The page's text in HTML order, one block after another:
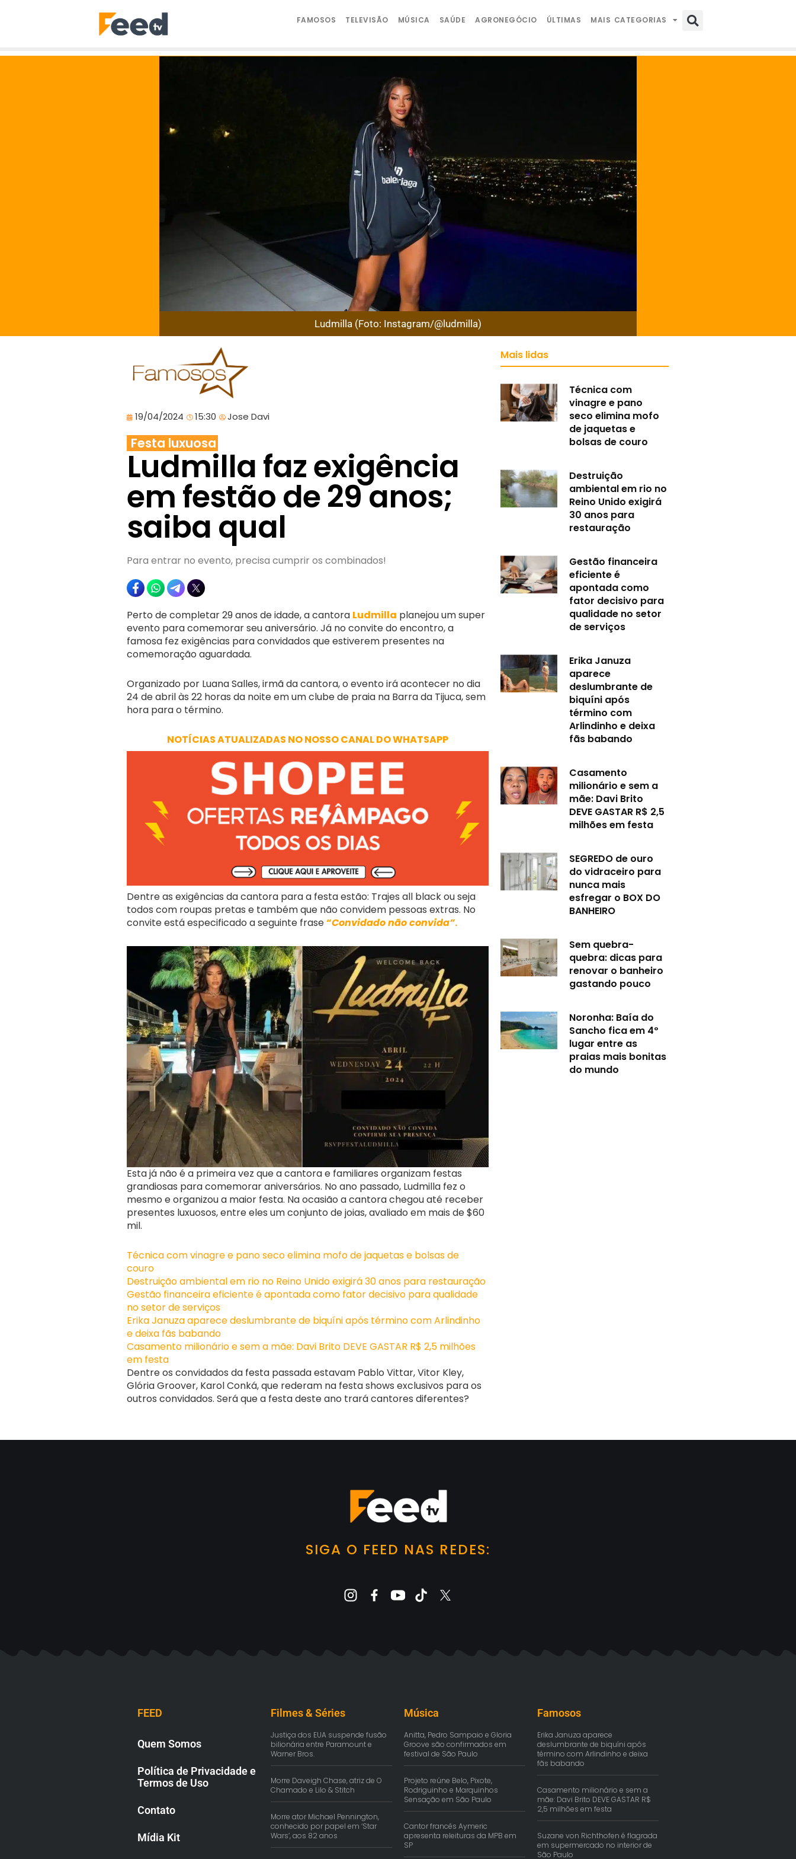
FAMOSOS TELEVISÃO MÚSICA SAÚDE AGRONEGÓCIO ÚLTIMAS MAIS CATEGORIAS
Ludmilla (Foto: Instagram/@ludmilla)
19/04/2024 15:30 Jose Davi
Festa luxuosa
Ludmilla faz exigência
em festão de 29 anos;
saiba qual
Para entrar no evento, precisa cumprir os combinados!
Perto de completar 29 anos de idade, a cantora Ludmilla planejou um super
evento para comemorar seu aniversário. Já no convite do encontro, a
famosa fez exigências para convidados que estiverem presentes na
comemoração aguardada.
Organizado por Luana Salles, irmã da cantora, o evento irá acontecer no dia
24 de abril às 22 horas da noite em um clube de praia na Barra da Tijuca, sem
hora para o término.
NOTÍCIAS ATUALIZADAS NO NOSSO CANAL DO WHATSAPP
Dentre as exigências da cantora para a festa estão: Trajes all black ou seja
todos com roupas pretas e também que não convidem pessoas extras. No
convite está especificado a seguinte frase“Convidado não convida”.
Esta já não é a primeira vez que a cantora e familiares organizam festas
grandiosas para comemorar aniversários. No ano passado, Ludmilla fez o
mesmo e organizou a maior festa. Na ocasião a cantora chegou até receber
presentes luxuosos, entre eles um conjunto de joias, avaliado em mais de $60
mil.
Técnica com vinagre e pano seco elimina mofo de jaquetas e bolsas de
couro
Destruição ambiental em rio no Reino Unido exigirá 30 anos para restauração
Gestão financeira eficiente é apontada como fator decisivo para qualidade
no setor de serviços
Erika Januza aparece deslumbrante de biquíni após término com Arlindinho
e deixa fãs babando
Casamento milionário e sem a mãe: Davi Brito DEVE GASTAR R$ 2,5 milhões
em festa
Dentre os convidados da festa passada estavam Pablo Vittar, Vitor Kley,
Glória Groover, Karol Conká, que rederam na festa shows exclusivos para os
outros convidados. Será que a festa deste ano trará cantores diferentes?
Mais lidas
Técnica com
vinagre e pano
seco elimina mofo
de jaquetas e
bolsas de couro
Destruição
ambiental em rio no
Reino Unido exigirá
30 anos para
restauração
Gestão financeira
eficiente é
apontada como
fator decisivo para
qualidade no setor
de serviços
Erika Januza
aparece
deslumbrante de
biquíni após
término com
Arlindinho e deixa
fãs babando
Casamento
milionário e sem a
mãe: Davi Brito
DEVE GASTAR R$ 2,5
milhões em festa
SEGREDO de ouro
do vidraceiro para
nunca mais
esfregar o BOX DO
BANHEIRO
Sem quebra-
quebra: dicas para
renovar o banheiro
gastando pouco
Noronha: Baía do
Sancho fica em 4º
lugar entre as
praias mais bonitas
do mundo
SIGA O FEED NAS REDES:
FEED
Quem Somos
Política de Privacidade e
Termos de Uso
Contato
Mídia Kit
Filmes & Séries
Justiça dos EUA suspende fusão
bilionária entre Paramount e
Warner Bros.
Morre Daveigh Chase, atriz de O
Chamado e Lilo & Stitch
Morre ator Michael Pennington,
conhecido por papel em ‘Star
Wars’, aos 82 anos
Música
Anitta, Pedro Sampaio e Gloria
Groove são confirmados em
festival de São Paulo
Projeto reúne Belo, Pixote,
Rodriguinho e Marquinhos
Sensação em São Paulo
Cantor francês Aymeric
apresenta releituras da MPB em
SP
Famosos
Erika Januza aparece
deslumbrante de biquíni após
término com Arlindinho e deixa
fãs babando
Casamento milionário e sem a
mãe: Davi Brito DEVE GASTAR R$
2,5 milhões em festa
Suzane von Richthofen é flagrada
em supermercado no interior de
São Paulo